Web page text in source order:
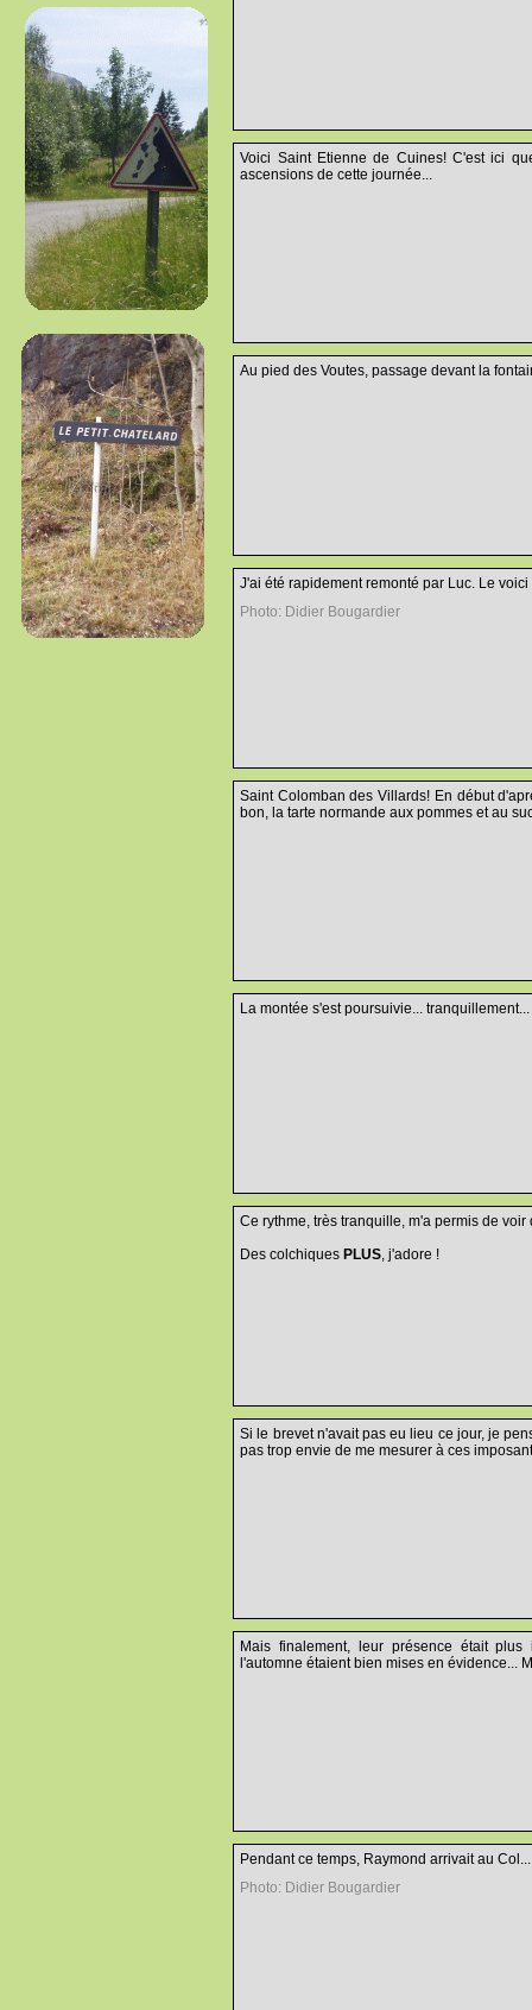
Voici Saint Etienne de Cuines! C'est ici
ascensions de cette journée...
Au pied des Voutes, passage devant la
J'ai été rapidement remonté par Luc. Le
Photo: Didier Bougardier
Saint Colomban des Villards! En début
bon, la tarte normande aux pommes et au
La montée s'est poursuivie... tranquillement...
Ce rythme, très tranquille, m'a permis de
Des colchiques PLUS, j'adore !
Si le brevet n'avait pas eu lieu ce jour, je
pas trop envie de me mesurer à ces
Mais finalement, leur présence était
l'automne étaient bien mises en évidence...
Pendant ce temps, Raymond arrivait au Col...
Photo: Didier Bougardier